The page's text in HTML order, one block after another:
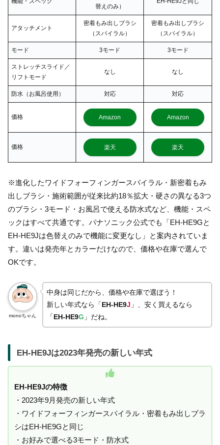
替えのみ）
アタッチメント
密着もみ出しブラシ
（スパイラル）
密着もみ出しブラシ
（スパイラル）
モード 3モード 3モード
ストレッチスライド／
リフトモード
なし なし
防水（お風呂使用） 対応 対応
価格 Amazon Amazon
価格 楽天 楽天
※進化したワイドフォーフィンガースパイラル・新密着もみ
出しブラシ・施術範囲が従来比約18％拡大・硬さの異なる3つ
のブラシ・3モード・お風呂で使える防水式など、機能・スペ
ックはすべて共通です。パナソニック公式でも「EH-HE9Gと
EH-HE9Jは色替えのみで機能に変更なし」と案内されていま
す。違いは発売年とカラーだけなので、価格や在庫で選んで
OKです。
monoちゃん
中身は同じだから、価格や在庫で選ぼう！
新しい年式なら「EH-HE9J 」、安く買えるなら
「EH-HE9G 」だね。
EH-HE9Jは2023年発売の新しい年式
EH-HE9Jの特徴
・2023年9月発売の新しい年式
・ワイドフォーフィンガースパイラル・密着もみ出しブラ
シはEH-HE9Gと同じ
・お好みで選べる3モード・防水式